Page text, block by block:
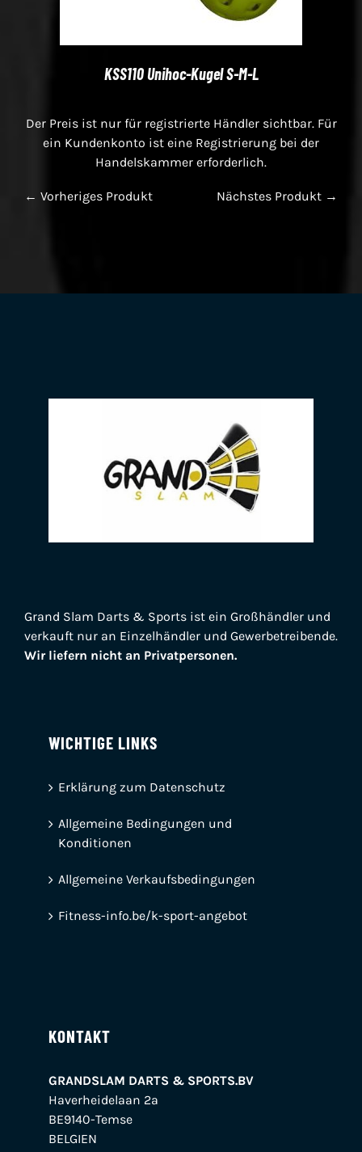
KSS110 Unihoc-Kugel S-M-L
Der Preis ist nur für registrierte Händler sichtbar. Für
ein Kundenkonto ist eine Registrierung bei der
Handelskammer erforderlich.
← Vorheriges Produkt Nächstes Produkt →
Grand Slam Darts & Sports ist ein Großhändler und
verkauft nur an Einzelhändler und Gewerbetreibende.
Wir liefern nicht an Privatpersonen.
WICHTIGE LINKS
Erklärung zum Datenschutz
Allgemeine Bedingungen und
Konditionen
Allgemeine Verkaufsbedingungen
Fitness-info.be/k-sport-angebot
KONTAKT
GRANDSLAM DARTS & SPORTS.BV
Haverheidelaan 2a
BE9140-Temse
BELGIEN